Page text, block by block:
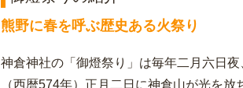
熊野に春を呼ぶ歴史ある火祭り
神倉神社の「御燈祭り」は毎年二月六日
（西暦574年）正月二日に神倉山が光を